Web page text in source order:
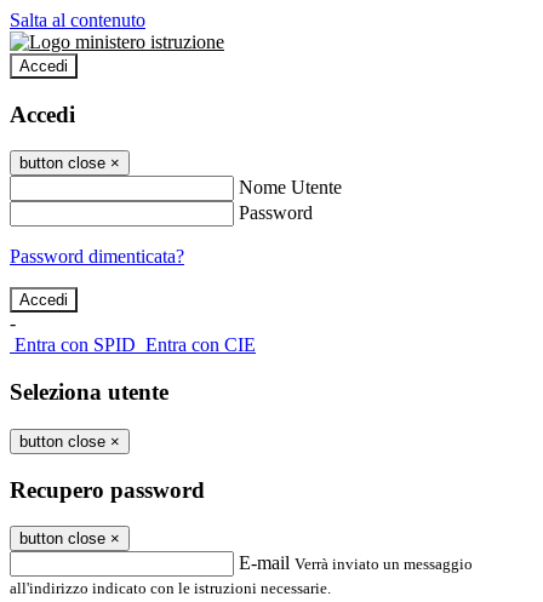
Salta al contenuto
Accedi
Accedi
button close ×
Nome Utente
Password
Password dimenticata?
-
Entra con SPID Entra con CIE
Seleziona utente
button close ×
Recupero password
button close ×
E-mail Verrà inviato un messaggio
all'indirizzo indicato con le istruzioni necessarie.